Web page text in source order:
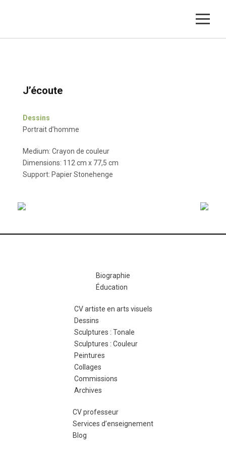
J’écoute
Dessins
Portrait d’homme
Medium: Crayon de couleur
Dimensions: 112 cm x 77,5 cm
Support: Papier Stonehenge
Biographie
Éducation
CV artiste en arts visuels
Dessins
Sculptures : Tonale
Sculptures : Couleur
Peintures
Collages
Commissions
Archives
CV professeur
Services d’enseignement
Blog